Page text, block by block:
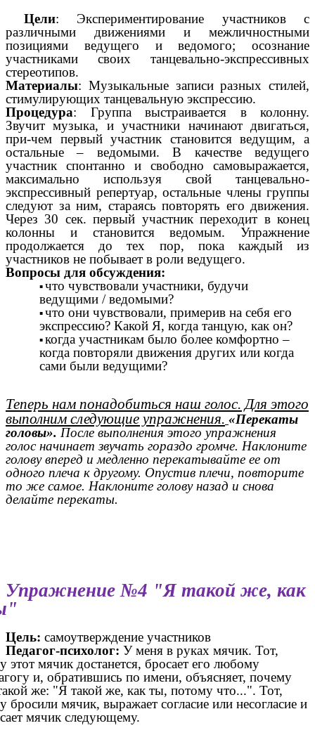
Цели: Экспериментирование участников с
различными движениями и межличностными
позициями ведущего и ведомого; осознание
участниками своих танцевально-экспрессивных
стереотипов.
Материалы: Музыкальные записи разных стилей,
стимулирующих танцевальную экспрессию.
Процедура: Группа выстраивается в колонну.
Звучит музыка, и участники начинают двигаться,
при-чем первый участник становится ведущим, а
остальные – ведомыми. В качестве ведущего
участник спонтанно и свободно самовыражается,
максимально используя свой танцевально-
экспрессивный репертуар, остальные члены группы
следуют за ним, стараясь повторять его движения.
Через 30 сек. первый участник переходит в конец
колонны и становится ведомым. Упражнение
продолжается до тех пор, пока каждый из
участников не побывает в роли ведущего.
Вопросы для обсуждения:
что чувствовали участники, будучи
ведущими / ведомыми?
что они чувствовали, примерив на себя его
экспрессию? Какой Я, когда танцую, как он?
когда участникам было более комфортно –
когда повторяли движения других или когда
сами были ведущими?
Теперь нам понадобиться наш голос. Для этого
выполним следующие упражнения. «Перекаты
головы». После выполнения этого упражнения
голос начинает звучать гораздо громче. Наклоните
голову вперед и медленно перекатывайте ее от
одного плеча к другому. Опустив плечи, повторите
то же самое. Наклоните голову назад и снова
делайте перекаты.
Упражнение №4 "Я такой же, как
Цель: самоутверждение участников
Педагог-психолог: У меня в руках мячик. Тот,
этот мячик достанется, бросает его любому
и, обратившись по имени, объясняет, почему
же: "Я такой же, как ты, потому что...". Тот,
бросили мячик, выражает согласие или несогласие и
мячик следующему.